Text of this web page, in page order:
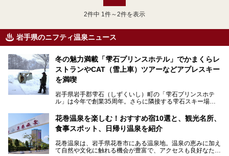
2件中 1件～2件を表示
岩手県のニフティ温泉ニュース
冬の魅力満載「雫石プリンスホテル」でかまくらレ
ストランやCAT（雪上車）ツアーなどアプレスキー
を満喫
岩手県岩手郡雫石（しずくいし）町の「雫石プリンスホテ
ル」は今年で創業35周年。さらに隣接する雫石スキー場は
の後"）の充実をはかり、テーマをSNOW（雪）＋NOVA
（新星）で「SNØVA（スノーヴァ）」としました！
喫できるパウダースノーの雫石。というわけで、「雫石プリ
ンスホテル」にお出かけして楽しめるアクティビティや温泉
花巻温泉を楽しむ！おすすめ宿10選と、観光名所、
食事スポット、日帰り温泉を紹介
花巻温泉は、岩手県花巻市にある温泉地。温泉の恵みに加え
て自然や文化に触れる機会が豊富で、アクセスも良好なた